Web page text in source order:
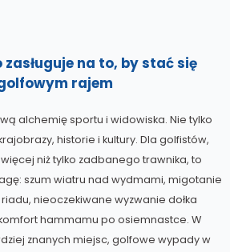
na to, by stać się
rajem
alchemię sportu i widowiska. Nie tylko
historie i kultury. Dla golfistów,
niż tylko zadbanego trawnika, to
szum wiatru nad wydmami, migotanie
nieoczekiwane wyzwanie dołka
hammamu po osiemnastce. W
znanych miejsc, golfowe wypady w